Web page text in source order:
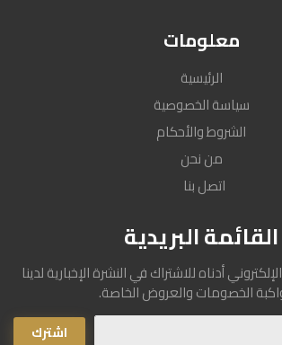
معلومات
الرئيسية
سياسة الخصوصية
الشروط والأحكام
من نحن
اتصل بنا
القائمة البريدية
أدناه للاشتراك في النشرة الإخبارية لدينا
الخصومات والعروض الخاصة.
اشترك